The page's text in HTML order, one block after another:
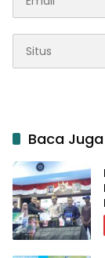
Baca Juga